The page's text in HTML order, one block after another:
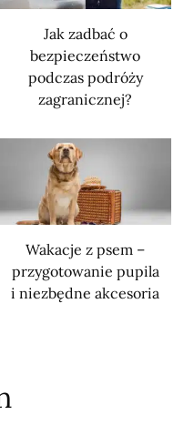
Jak zadbać o
bezpieczeństwo
podczas podróży
zagranicznej?
Wakacje z psem –
przygotowanie pupila
i niezbędne akcesoria